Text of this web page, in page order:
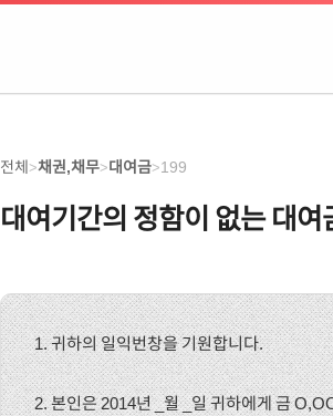
전체>채권,채무>대여금>199
대여기간의 정함이 없는 대
1. 귀하의 일익번창을 기원합니다.
2. 본인은 2014년 _월 _일 귀하에게 금